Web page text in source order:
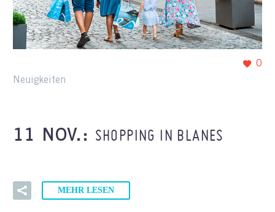
0
Neuigkeiten
11 NOV.: SHOPPING IN BLANES
MEHR LESEN